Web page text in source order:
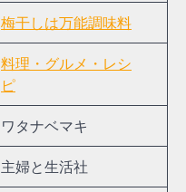
梅干しは万能調味料
料理・グルメ・レシ
ピ
ワタナベマキ
主婦と生活社